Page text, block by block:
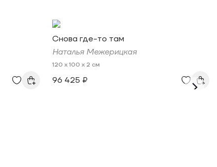
Снова где-то там
Наталья Межерицкая
120 x 100 x 2 см
96 425 ₽